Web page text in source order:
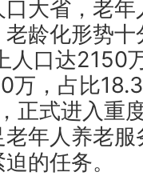
大省，老
老龄化形势
人口达2150
万，占比
正式进入重
年人养老
的任务。